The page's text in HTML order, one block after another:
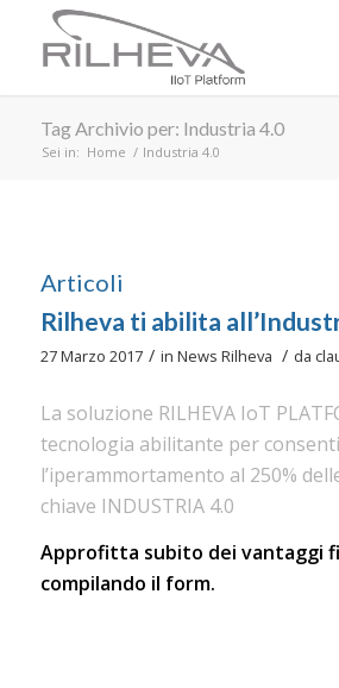
Tag Archivio per: Industria 4.0
Sei in: Home / Industria 4.0
Articoli
Rilheva ti abilita
27 Marzo 2017 / in News Rilheva / da
La soluzione RILHEVA IoT
tecnologia abilitante per
l’iperammortamento al 250%
chiave INDUSTRIA 4.0
Approfitta subito dei vantaggi
compilando il form.